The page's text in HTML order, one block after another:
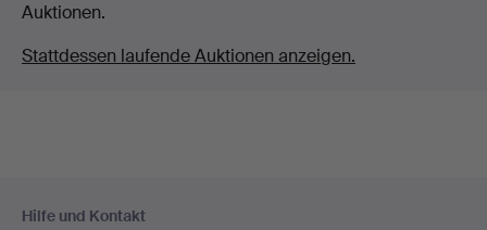
Auktionen.
Stattdessen laufende Auktionen anzeigen.
Hilfe und Kontakt